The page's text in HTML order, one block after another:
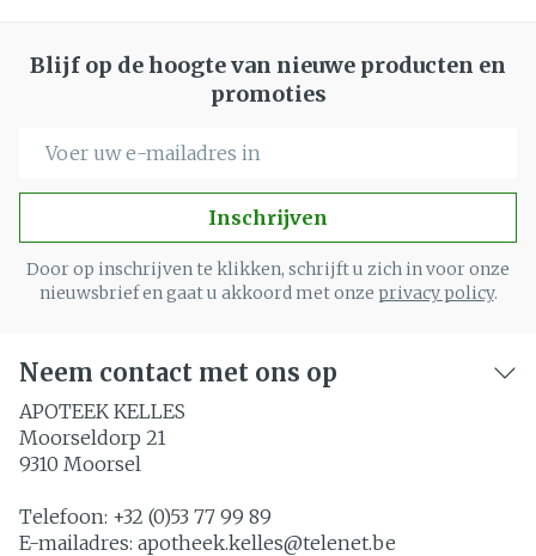
Blijf op de hoogte van nieuwe producten en
promoties
Inschrijven
Door op inschrijven te klikken, schrijft u zich in voor onze
nieuwsbrief en gaat u akkoord met onze privacy policy.
Neem contact met ons op
APOTEEK KELLES
Moorseldorp 21
9310 Moorsel
Telefoon: +32 (0)53 77 99 89
E-mailadres: apotheek.kelles@telenet.be